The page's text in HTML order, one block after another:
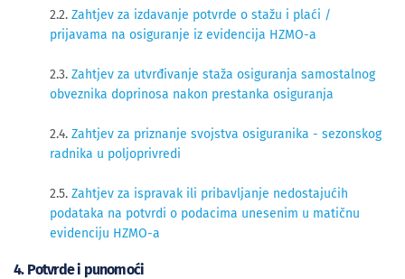
2​​.2. Zahtjev za izdavanje potvrde o stažu i plaći /
prijavama na osiguranje iz evidencija HZMO-a
2.3. Zahtjev za utvrđivanje staža osiguranja samostalnog
obveznika doprinosa nakon prestanka osiguranja
2.4. Zahtjev za priznanje svojstva osiguranika - sezonskog
radnika u poljoprivredi
2.5. Zahtjev za ispravak ili pribavljanje nedostajućih
podataka na potvrdi o podacima unesenim u matičnu
evidenciju HZMO-a
4. Potvrde i punomoći